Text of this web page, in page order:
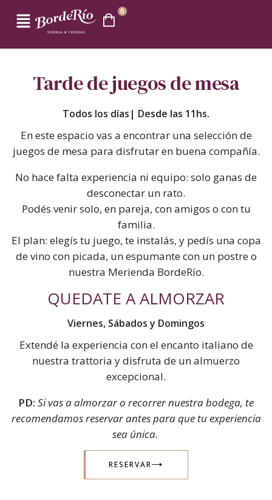
0
Tarde de juegos de mesa
Todos los días| Desde las 11hs.
En este espacio vas a encontrar una selección de
juegos de mesa para disfrutar en buena compañía.
No hace falta experiencia ni equipo: solo ganas de
desconectar un rato.
Podés venir solo, en pareja, con amigos o con tu
familia.
El plan: elegís tu juego, te instalás, y pedís una copa
de vino con picada, un espumante con un postre o
nuestra Merienda BordeRío.
QUEDATE A ALMORZAR
Viernes, Sábados y Domingos
Extendé la experiencia con el encanto italiano de
nuestra trattoria y disfruta de un almuerzo
excepcional.
PD: Si vas a almorzar o recorrer nuestra bodega, te
recomendamos reservar antes para que tu experiencia
sea única.
RESERVAR